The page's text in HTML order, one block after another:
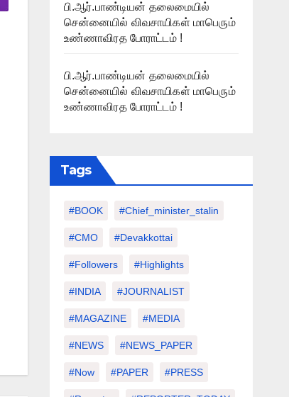
பி.ஆர்.பாண்டியன் தலைமையில்
சென்னையில் விவசாயிகள் மாபெரும்
உண்ணாவிரத போராட்டம் !
பி.ஆர்.பாண்டியன் தலைமையில்
சென்னையில் விவசாயிகள் மாபெரும்
உண்ணாவிரத போராட்டம் !
Tags
#BOOK #chief_minister_stalin
#CMO #devakkottai
#followers #highlights
#INDIA #JOURNALIST
#MAGAZINE #MEDIA
#NEWS #NEWS_PAPER
#Now #PAPER #PRESS